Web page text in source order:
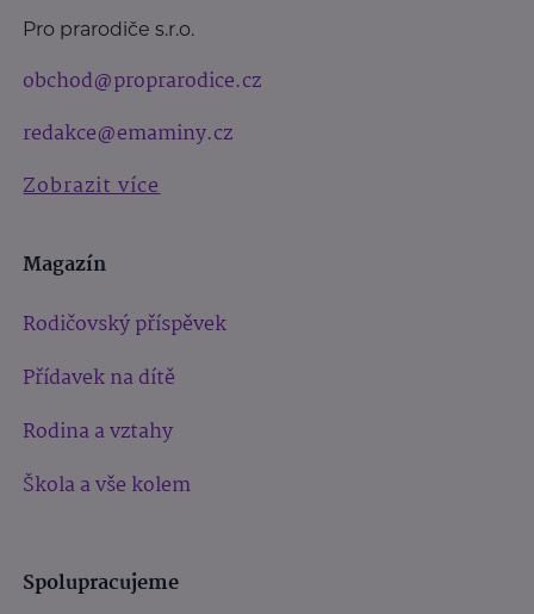
Pro prarodiče s.r.o.
obchod@proprarodice.cz
redakce@emaminy.cz
Zobrazit více
Magazín
Rodičovský příspěvek
Přídavek na dítě
Rodina a vztahy
Škola a vše kolem
Spolupracujeme